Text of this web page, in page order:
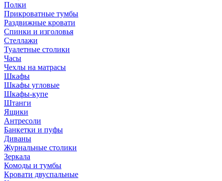
Полки
Прикроватные тумбы
Раздвижные кровати
Спинки и изголовья
Стеллажи
Туалетные столики
Часы
Чехлы на матрасы
Шкафы
Шкафы угловые
Шкафы-купе
Штанги
Ящики
Антресоли
Банкетки и пуфы
Диваны
Журнальные столики
Зеркала
Комоды и тумбы
Кровати двуспальные